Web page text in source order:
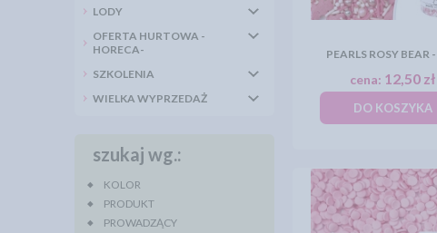
LODY
OFERTA HURTOWA -
HORECA-
SZKOLENIA
WIELKA WYPRZEDAŻ
szukaj wg.:
KOLOR
PRODUKT
PROWADZĄCY
PEARLS ROSY BEAR
cena: 12,50 zł
DO KOSZYKA